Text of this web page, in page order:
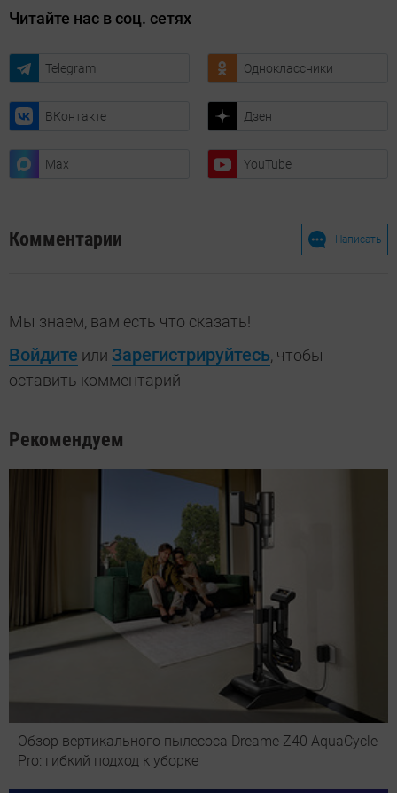
Читайте нас в соц. сетях
Telegram Одноклассники
ВКонтакте Дзен
Max YouTube
Комментарии Написать
Мы знаем, вам есть что сказать!
Войдите или Зарегистрируйтесь, чтобы
оставить комментарий
Рекомендуем
Обзор вертикального пылесоса Dreame Z40 AquaCycle
Pro: гибкий подход к уборке